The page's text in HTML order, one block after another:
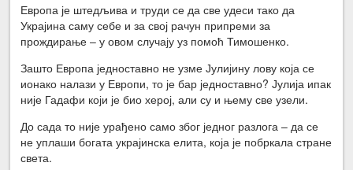
Европа је штедљива и труди се да све удеси тако да
Украјина саму себе и за свој рачун припреми за
прождирање – у овом случају уз помоћ Тимошенко.
Зашто Европа једноставно не узме Јулијину лову која се
ионако налази у Европи, то је бар једноставно? Јулија ипак
није Гадафи који је био херој, али су и њему све узели.
До сада то није урађено само због једног разлога – да се
не уплаши богата украјинска елита, која је побркала стране
света.